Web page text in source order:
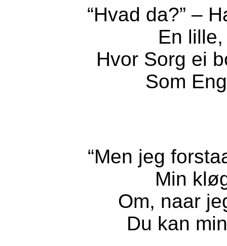
“Hvad da?” –
En
Hvor Sorg ei
Som
“Men jeg
Min
Om, naar
Du kan